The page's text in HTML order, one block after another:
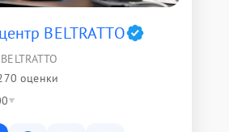
BELTRATTO
оценки